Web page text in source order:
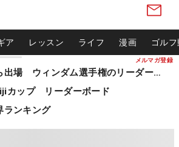
メルマガ登録
ア レッスン ライフ 漫画 ゴル
松山英樹ら出場 ウィンダム選手権のリーダーボード
カップ リーダーボード
ランキング